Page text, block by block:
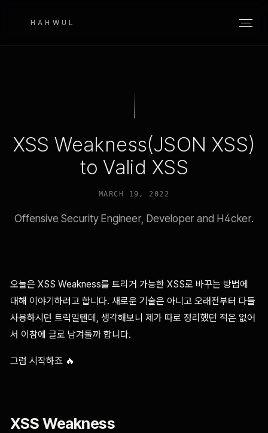
HAHWUL
XSS Weakness(JSON XSS)
to Valid XSS
MARCH 19, 2022
Offensive Security Engineer, Developer and H4cker.
오늘은 XSS Weakness를 트리거 가능한 XSS로 바꾸는 방법에
대해 이야기하려고 합니다. 새로운 기술은 아니고 오래전부터 다들
사용하시던 트릭일텐데, 생각해보니 제가 따로 정리했던 적은 없어
서 이참에 글로 남겨둘까 합니다.
그럼 시작하죠 🔥
XSS Weakness